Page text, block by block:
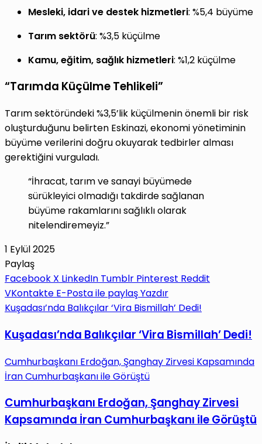
Mesleki, idari ve destek hizmetleri: %5,4 büyüme
Tarım sektörü: %3,5 küçülme
Kamu, eğitim, sağlık hizmetleri: %1,2 küçülme
“Tarımda Küçülme Tehlikeli”
Tarım sektöründeki %3,5’lik küçülmenin önemli bir risk
oluşturduğunu belirten Eskinazi, ekonomi yönetiminin
büyüme verilerini doğru okuyarak tedbirler alması
gerektiğini vurguladı.
“İhracat, tarım ve sanayi büyümede
sürükleyici olmadığı takdirde sağlanan
büyüme rakamlarını sağlıklı olarak
nitelendiremeyiz.”
1 Eylül 2025
Paylaş
Facebook X LinkedIn Tumblr Pinterest Reddit
VKontakte E-Posta ile paylaşYazdır
Kuşadası’nda Balıkçılar ‘Vira Bismillah’ Dedi!
Kuşadası’nda Balıkçılar ‘Vira Bismillah’ Dedi!
Cumhurbaşkanı Erdoğan, Şanghay Zirvesi Kapsamında
İran Cumhurbaşkanı ile Görüştü
Cumhurbaşkanı Erdoğan, Şanghay Zirvesi
Kapsamında İran Cumhurbaşkanı ile Görüştü